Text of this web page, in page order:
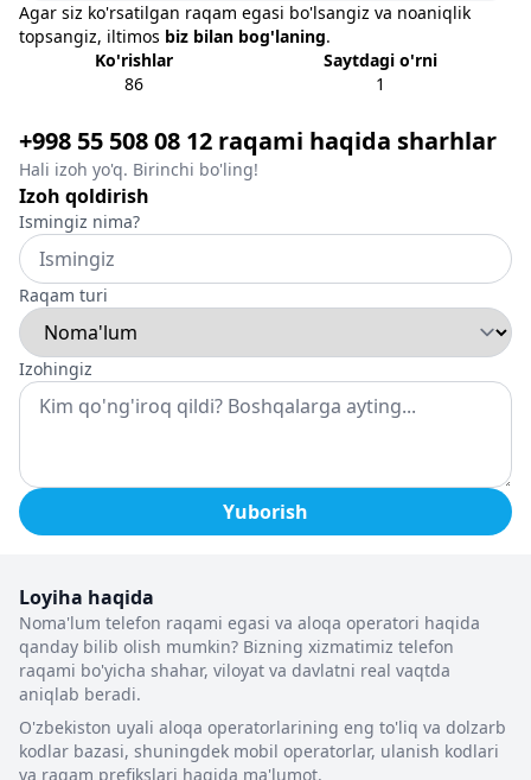
Agar siz ko'rsatilgan raqam egasi bo'lsangiz va noaniqlik
topsangiz, iltimos biz bilan bog'laning.
Ko'rishlar
86
Saytdagi o'rni
1
+998 55 508 08 12 raqami haqida sharhlar
Hali izoh yo'q. Birinchi bo'ling!
Izoh qoldirish
Ismingiz nima?
Raqam turi
Izohingiz
Yuborish
Loyiha haqida
Noma'lum telefon raqami egasi va aloqa operatori haqida
qanday bilib olish mumkin? Bizning xizmatimiz telefon
raqami bo'yicha shahar, viloyat va davlatni real vaqtda
aniqlab beradi.
O'zbekiston uyali aloqa operatorlarining eng to'liq va dolzarb
kodlar bazasi, shuningdek mobil operatorlar, ulanish kodlari
va raqam prefikslari haqida ma'lumot.